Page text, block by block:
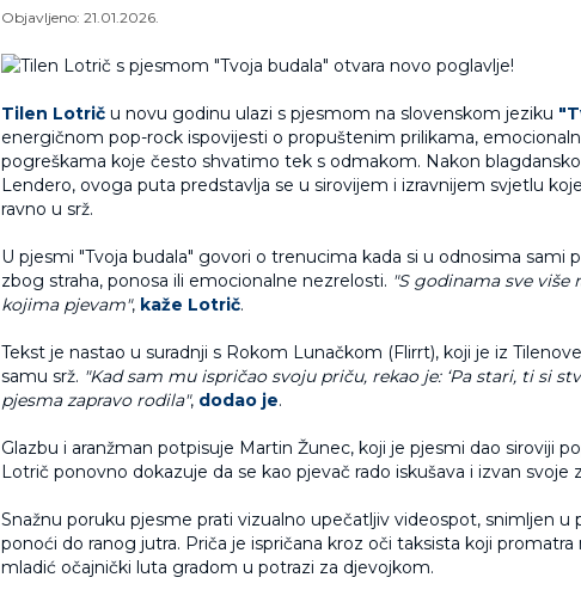
Objavljeno: 21.01.2026.
Tilen Lotrič u novu godinu ulazi s pjesmom na slovenskom jeziku
energičnom pop-rock ispovijesti o propuštenim prilikama,
pogreškama koje često shvatimo tek s odmakom. Nakon
Lendero, ovoga puta predstavlja se u sirovijem i izravnijem svjetlu
ravno u srž.
U pjesmi "Tvoja budala" govori o trenucima kada si u odnosima sami
zbog straha, ponosa ili emocionalne nezrelosti. "S godinama sve više
kojima pjevam", kaže Lotrič.
Tekst je nastao u suradnji s Rokom Lunačkom (Flirrt), koji je iz
samu srž. "Kad sam mu ispričao svoju priču, rekao je: ‘Pa stari, ti si
pjesma zapravo rodila", dodao je.
Glazbu i aranžman potpisuje Martin Žunec, koji je pjesmi dao siroviji
Lotrič ponovno dokazuje da se kao pjevač rado iskušava i izvan svoje
Snažnu poruku pjesme prati vizualno upečatljiv videospot, snimljen u
ponoći do ranog jutra. Priča je ispričana kroz oči taksista koji promatra
mladić očajnički luta gradom u potrazi za djevojkom.